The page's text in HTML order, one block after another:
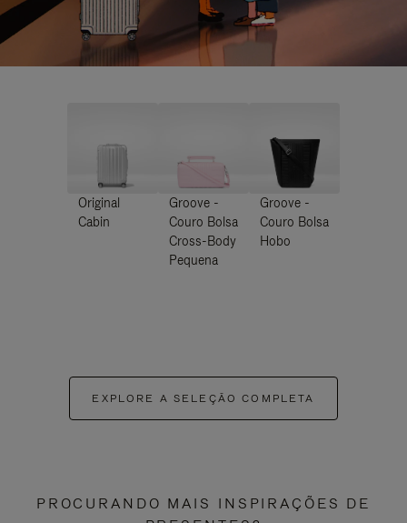
Original
Cabin
Groove -
Couro Bolsa
Cross-Body
Pequena
Groove -
Couro Bolsa
Hobo
EXPLORE A SELEÇÃO COMPLETA
PROCURANDO MAIS INSPIRAÇÕES DE